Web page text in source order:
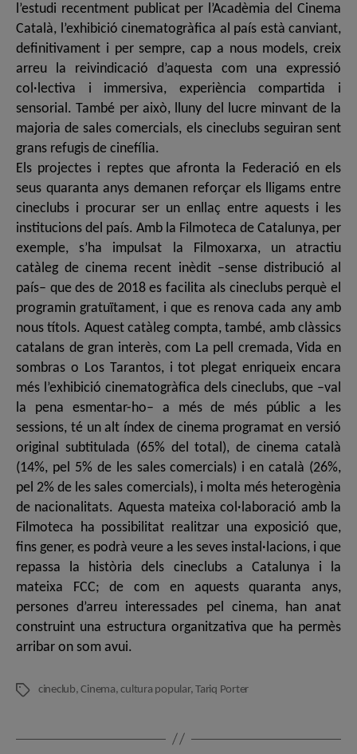
l’estudi recentment publicat per l’Acadèmia del Cinema
Català, l’exhibició cinematogràfica al país està canviant,
definitivament i per sempre, cap a nous models, creix
arreu la reivindicació d’aquesta com una expressió
col·lectiva i immersiva, experiència compartida i
sensorial. També per això, lluny del lucre minvant de la
majoria de sales comercials, els cineclubs seguiran sent
grans refugis de cinefília.
Els projectes i reptes que afronta la Federació en els
seus quaranta anys demanen reforçar els lligams entre
cineclubs i procurar ser un enllaç entre aquests i les
institucions del país. Amb la Filmoteca de Catalunya, per
exemple, s’ha impulsat la Filmoxarxa, un atractiu
catàleg de cinema recent inèdit –sense distribució al
país– que des de 2018 es facilita als cineclubs perquè el
programin gratuïtament, i que es renova cada any amb
nous títols. Aquest catàleg compta, també, amb clàssics
catalans de gran interès, com La pell cremada, Vida en
sombras o Los Tarantos, i tot plegat enriqueix encara
més l’exhibició cinematogràfica dels cineclubs, que –val
la pena esmentar-ho– a més de més públic a les
sessions, té un alt índex de cinema programat en versió
original subtitulada (65% del total), de cinema català
(14%, pel 5% de les sales comercials) i en català (26%,
pel 2% de les sales comercials), i molta més heterogènia
de nacionalitats. Aquesta mateixa col·laboració amb la
Filmoteca ha possibilitat realitzar una exposició que,
fins gener, es podrà veure a les seves instal·lacions, i que
repassa la història dels cineclubs a Catalunya i la
mateixa FCC; de com en aquests quaranta anys,
persones d’arreu interessades pel cinema, han anat
construint una estructura organitzativa que ha permès
arribar on som avui.
Etiquetescineclub,Cinema,cultura popular,Tariq Porter